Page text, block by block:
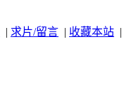
| 求片/留言 | 收藏本站 |